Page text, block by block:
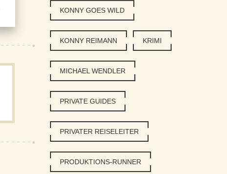
KONNY GOES WILD
KONNY REIMANN KRIMI
MICHAEL WENDLER
PRIVATE GUIDES
PRIVATER REISELEITER
PRODUKTIONS-RUNNER